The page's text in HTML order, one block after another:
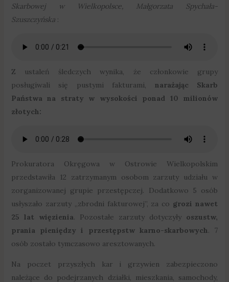
Skarbowej w Wielkopolsce, Małgorzata Spychała-
Szuszczyńska:
Z ustaleń śledczych wynika, że członkowie grupy
posługiwali się pustymi fakturami, narażając Skarb
Państwa na straty w wysokości ponad 10 milionów
złotych:
Prokuratora Okręgowa w Ostrowie Wielkopolskim
przedstawiła 12 zatrzymanym osobom zarzuty udziału w
zorganizowanej grupie przestępczej. Dodatkowo 5 osób
usłyszało zarzuty „zbrodni fakturowej”, za co grozi nawet
25 lat więzienia. Pozostałe zarzuty dotyczyły oszustw,
prania pieniędzy i przestępstw karno-skarbowych. 7
osób zostało tymczasowo aresztowanych.
Na poczet przyszłych kar i grzywien zabezpieczono
należące do podejrzanych działki, mieszkania, samochody,